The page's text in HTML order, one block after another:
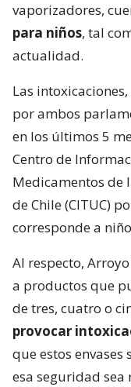
vaporizadores,
para niños, tal
actualidad.
Las
por ambos
en los últimos 5
Centro de
Medicamentos de
de Chile (CITUC)
corresponde a
Al respecto,
a productos que
de tres, cuatro o
provocar
que estos envases
esa seguridad sea